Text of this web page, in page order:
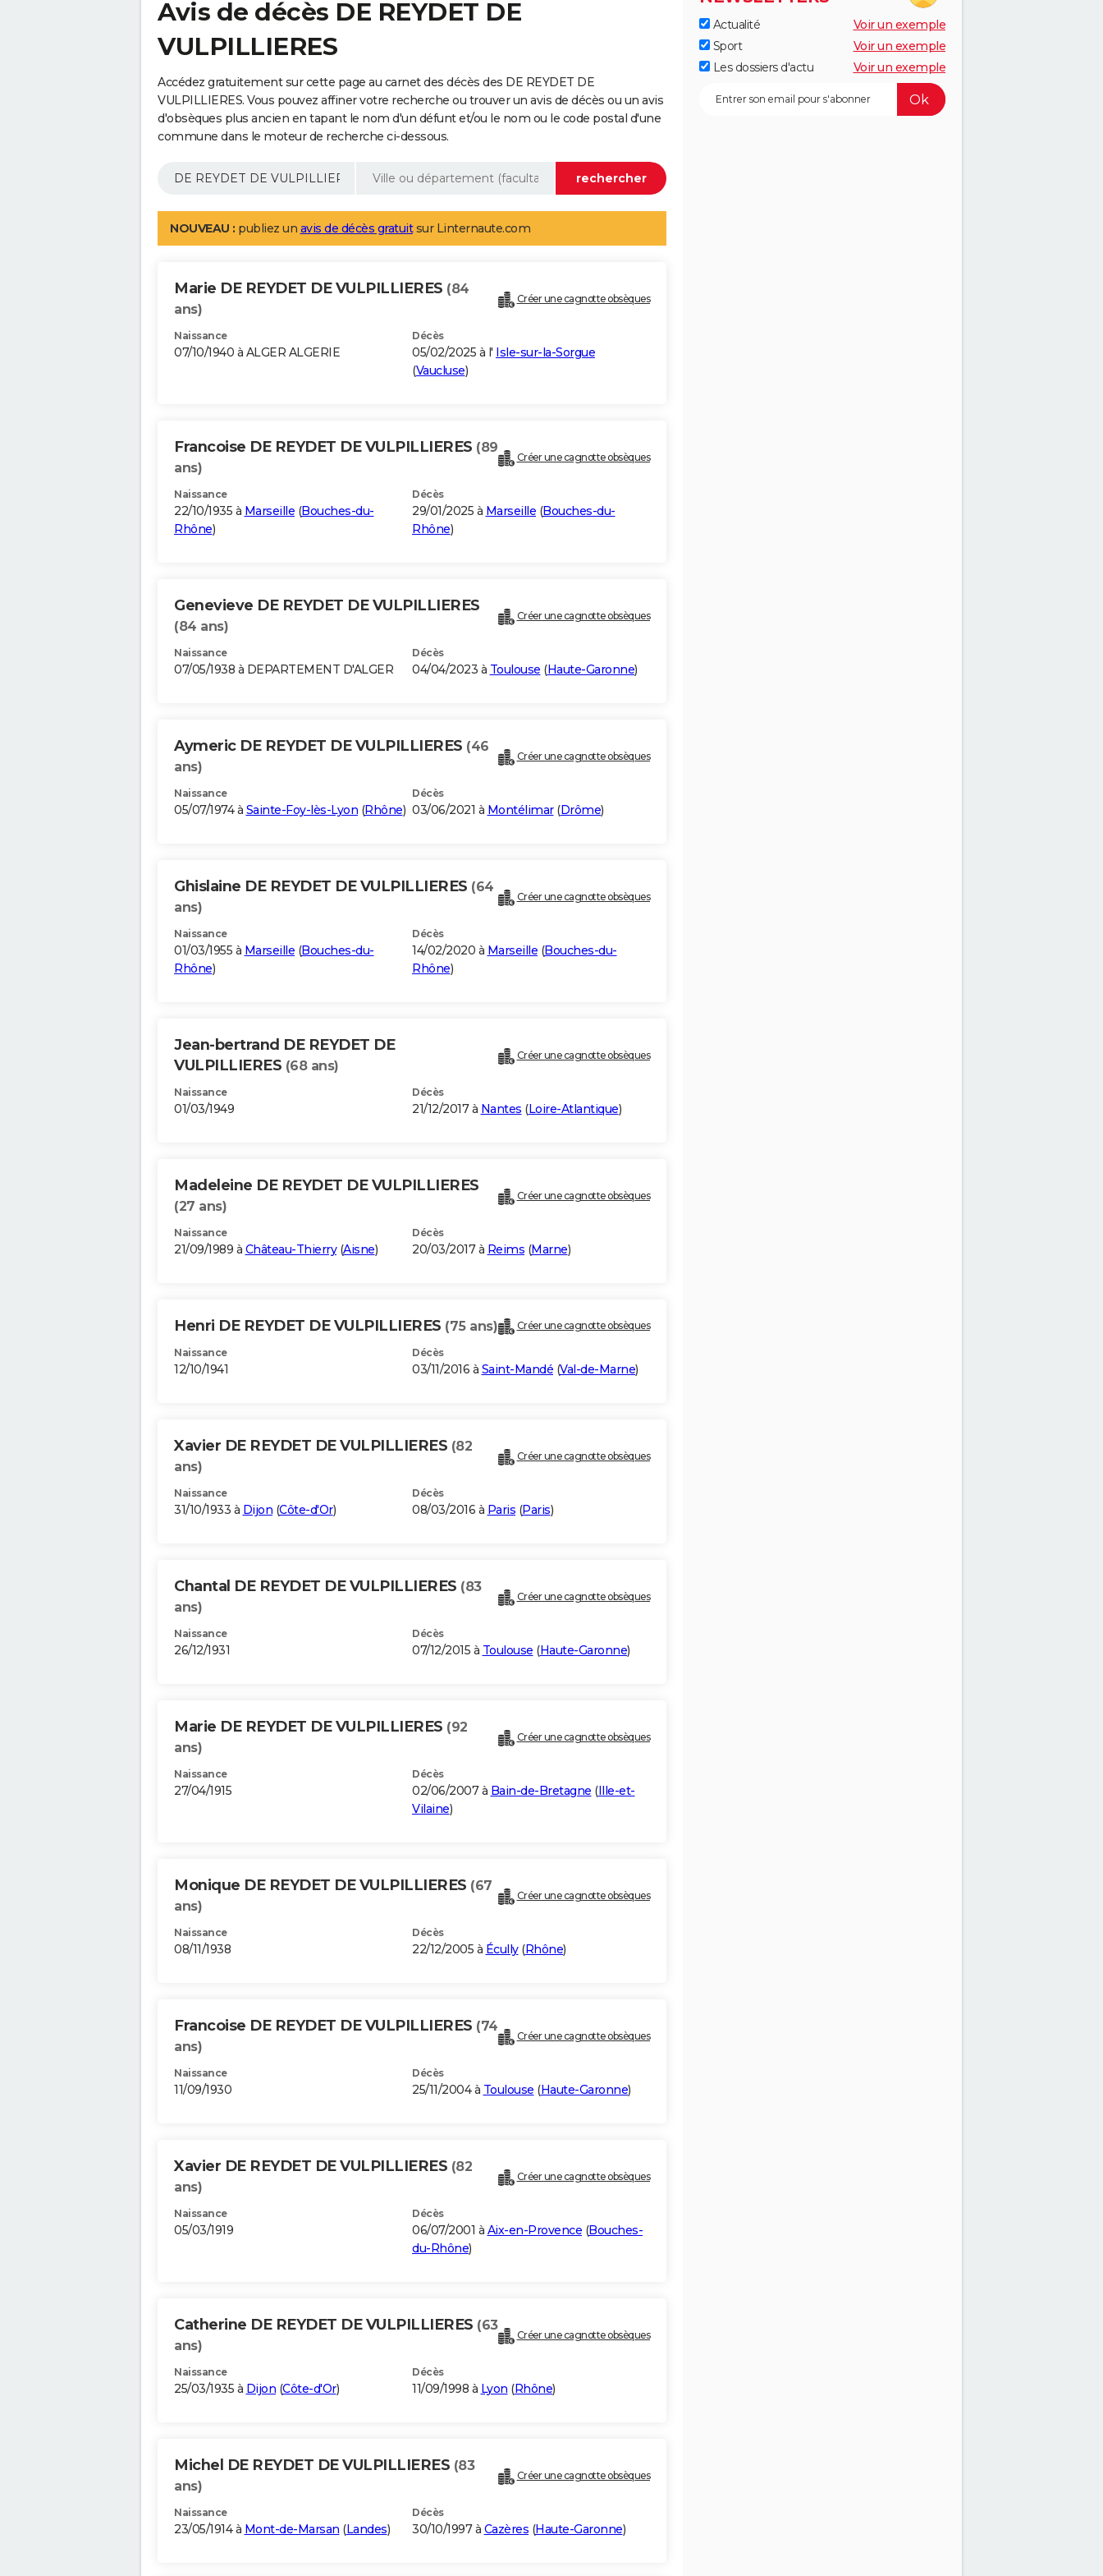
Avis de décès DE REYDET DE
VULPILLIERES
Accédez gratuitement sur cette page au carnet des décès des DE REYDET DE
VULPILLIERES. Vous pouvez affiner votre recherche ou trouver un avis de décès ou un avis
d'obsèques plus ancien en tapant le nom d'un défunt et/ou le nom ou le code postal d'une
commune dans le moteur de recherche ci-dessous.
NOUVEAU : publiez un avis de décès gratuitsur Linternaute.com
Marie DE REYDET DE VULPILLIERES (84
ans)
Créer une cagnotte obsèques
Naissance
07/10/1940 à ALGER ALGERIE
Décès
05/02/2025 à l' Isle-sur-la-Sorgue
(Vaucluse)
Francoise DE REYDET DE VULPILLIERES (89
ans)
Créer une cagnotte obsèques
Naissance
22/10/1935 à Marseille (Bouches-du-
Rhône)
Décès
29/01/2025 à Marseille (Bouches-du-
Rhône)
Genevieve DE REYDET DE VULPILLIERES
(84 ans)
Créer une cagnotte obsèques
Naissance
07/05/1938 à DEPARTEMENT D'ALGER
Décès
04/04/2023 à Toulouse (Haute-Garonne)
Aymeric DE REYDET DE VULPILLIERES (46
ans)
Créer une cagnotte obsèques
Naissance
05/07/1974 à Sainte-Foy-lès-Lyon (Rhône)
Décès
03/06/2021 à Montélimar(Drôme)
Ghislaine DE REYDET DE VULPILLIERES (64
ans)
Créer une cagnotte obsèques
Naissance
01/03/1955 à Marseille (Bouches-du-
Rhône)
Décès
14/02/2020 à Marseille (Bouches-du-
Rhône)
Jean-bertrand DE REYDET DE
VULPILLIERES (68 ans)
Créer une cagnotte obsèques
Naissance
01/03/1949
Décès
21/12/2017 à Nantes (Loire-Atlantique)
Madeleine DE REYDET DE VULPILLIERES
(27 ans)
Créer une cagnotte obsèques
Naissance
21/09/1989 à Château-Thierry(Aisne)
Décès
20/03/2017 à Reims (Marne)
Henri DE REYDET DE VULPILLIERES (75 ans) Créer une cagnotte obsèques
Naissance
12/10/1941
Décès
03/11/2016 à Saint-Mandé (Val-de-Marne)
Xavier DE REYDET DE VULPILLIERES (82
ans)
Créer une cagnotte obsèques
Naissance
31/10/1933 à Dijon (Côte-d'Or)
Décès
08/03/2016 à Paris (Paris)
Chantal DE REYDET DE VULPILLIERES (83
ans)
Créer une cagnotte obsèques
Naissance
26/12/1931
Décès
07/12/2015 à Toulouse (Haute-Garonne)
Marie DE REYDET DE VULPILLIERES (92
ans)
Créer une cagnotte obsèques
Naissance
27/04/1915
Décès
02/06/2007 à Bain-de-Bretagne (Ille-et-
Vilaine)
Monique DE REYDET DE VULPILLIERES (67
ans)
Créer une cagnotte obsèques
Naissance
08/11/1938
Décès
22/12/2005 à Écully(Rhône)
Francoise DE REYDET DE VULPILLIERES (74
ans)
Créer une cagnotte obsèques
Naissance
11/09/1930
Décès
25/11/2004 à Toulouse (Haute-Garonne)
Xavier DE REYDET DE VULPILLIERES (82
ans)
Créer une cagnotte obsèques
Naissance
05/03/1919
Décès
06/07/2001 à Aix-en-Provence (Bouches-
du-Rhône)
Catherine DE REYDET DE VULPILLIERES (63
ans)
Créer une cagnotte obsèques
Naissance
25/03/1935 à Dijon (Côte-d'Or)
Décès
11/09/1998 à Lyon (Rhône)
Michel DE REYDET DE VULPILLIERES (83
ans)
Créer une cagnotte obsèques
Naissance
23/05/1914 à Mont-de-Marsan (Landes)
Décès
30/10/1997 à Cazères (Haute-Garonne)
Actualité
Voir un exemple
Sport
Voir un exemple
Les dossiers d'actu
Voir un exemple